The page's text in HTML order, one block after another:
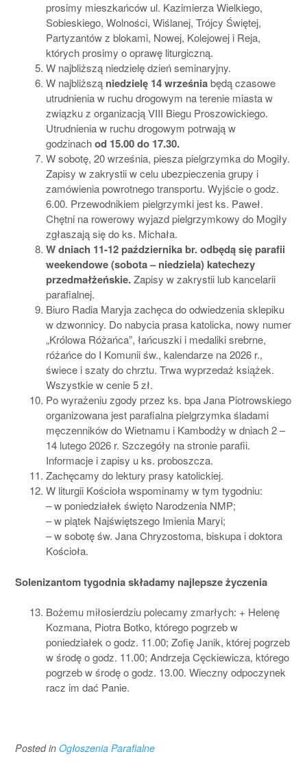
prosimy mieszkańców ul. Kazimierza Wielkiego,
Sobieskiego, Wolności, Wiślanej, Trójcy Świętej,
Partyzantów z blokami, Nowej, Kolejowej i Reja,
których prosimy o oprawę liturgiczną.
W najbliższą niedzielę dzień seminaryjny.
W najbliższą niedzielę 14 wrześniabędą czasowe
utrudnienia w ruchu drogowym na terenie miasta w
związku z organizacją VIII Biegu Proszowickiego.
Utrudnienia w ruchu drogowym potrwają w
godzinachod 15.00 do 17.30.
W sobotę, 20 września, piesza pielgrzymka do Mogiły.
Zapisy w zakrystii w celu ubezpieczenia grupy i
zamówienia powrotnego transportu. Wyjście o godz.
6.00. Przewodnikiem pielgrzymki jest ks. Paweł.
Chętni na rowerowy wyjazd pielgrzymkowy do Mogiły
zgłaszają się do ks. Michała.
W dniach 11-12 października br. odbędą się parafii
weekendowe (sobota – niedziela) katechezy
przedmałżeńskie.Zapisy w zakrystii lub kancelarii
parafialnej.
Biuro Radia Maryja zachęca do odwiedzenia sklepiku
w dzwonnicy. Do nabycia prasa katolicka, nowy numer
„Królowa Różańca”, łańcuszki i medaliki srebrne,
różańce do I Komunii św., kalendarze na 2026 r.,
świece i szaty do chrztu. Trwa wyprzedaż książek.
Wszystkie w cenie 5 zł.
Po wyrażeniu zgody przez ks. bpa Jana Piotrowskiego
organizowana jest parafialna pielgrzymka śladami
męczenników do Wietnamu i Kambodży w dniach 2 –
14 lutego 2026 r. Szczegóły na stronie parafii.
Informacje i zapisy u ks. proboszcza.
Zachęcamy do lektury prasy katolickiej.
W liturgii Kościoła wspominamy w tym tygodniu:
– w poniedziałek święto Narodzenia NMP;
– w piątek Najświętszego Imienia Maryi;
– w sobotę św. Jana Chryzostoma, biskupa i doktora
Kościoła.
Solenizantom tygodniaskładamy najlepsze życzenia
Bożemu miłosierdziu polecamy zmarłych: + Helenę
Kozmana, Piotra Botko, którego pogrzeb w
poniedziałek o godz. 11.00; Zofię Janik, której pogrzeb
w środę o godz. 11.00; Andrzeja Cęckiewicza, którego
pogrzeb w środę o godz. 13.00. Wieczny odpoczynek
racz im dać Panie.
Posted in Ogłoszenia Parafialne